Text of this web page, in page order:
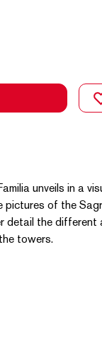
unveils in a
of the
detail the different
towers.